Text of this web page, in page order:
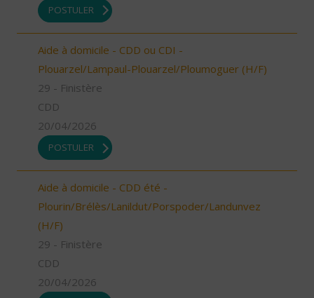
POSTULER
Aide à domicile - CDD ou CDI -
Plouarzel/Lampaul-Plouarzel/Ploumoguer (H/F)
29 - Finistère
CDD
20/04/2026
POSTULER
Aide à domicile - CDD été -
Plourin/Brélès/Lanildut/Porspoder/Landunvez
(H/F)
29 - Finistère
CDD
20/04/2026